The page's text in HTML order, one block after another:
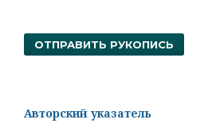
ОТПРАВИТЬ РУКОПИСЬ
Авторский указатель